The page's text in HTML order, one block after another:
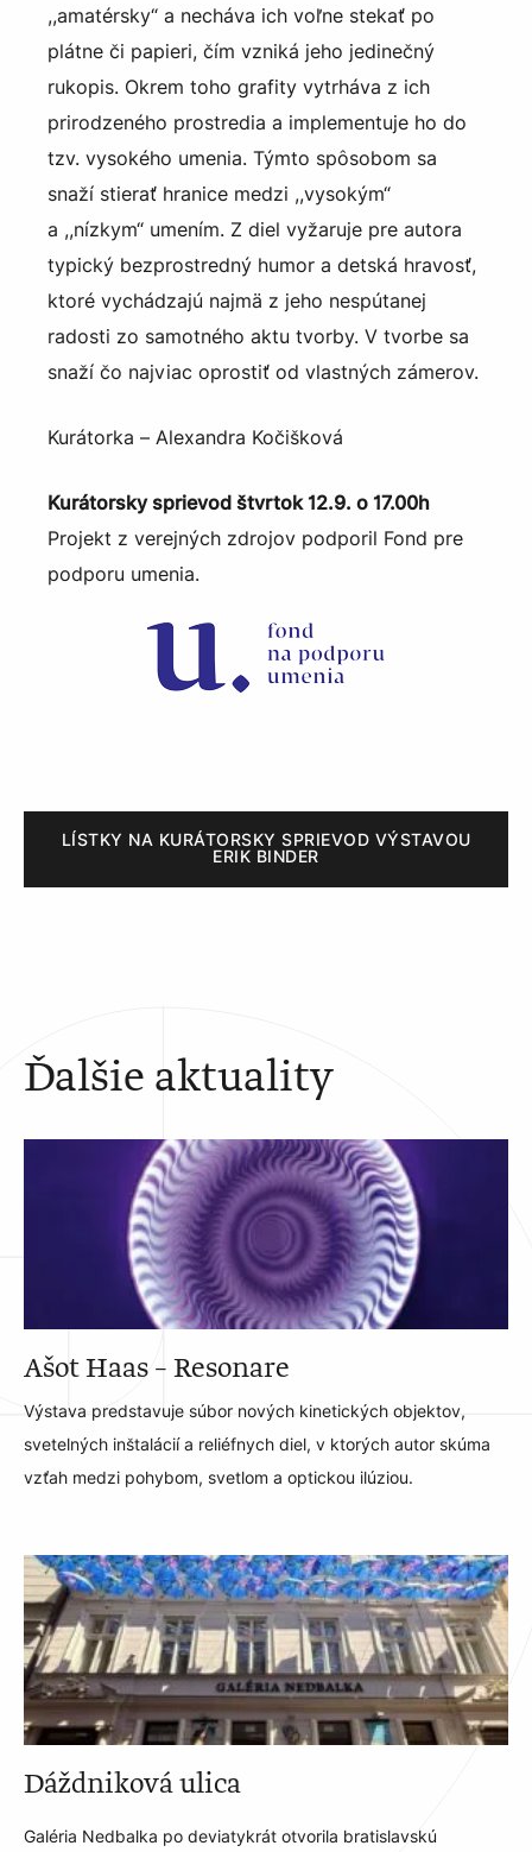
,,amatérsky“ a necháva ich voľne stekať po
plátne či papieri, čím vzniká jeho jedinečný
rukopis. Okrem toho grafity vytrháva z ich
prirodzeného prostredia a implementuje ho do
tzv. vysokého umenia. Týmto spôsobom sa
snaží stierať hranice medzi ,,vysokým“
a ,,nízkym“ umením. Z diel vyžaruje pre autora
typický bezprostredný humor a detská hravosť,
ktoré vychádzajú najmä z jeho nespútanej
radosti zo samotného aktu tvorby. V tvorbe sa
snaží čo najviac oprostiť od vlastných zámerov.
Kurátorka – Alexandra Kočišková
Kurátorsky sprievod štvrtok 12.9. o 17.00h
Projekt z verejných zdrojov podporil Fond pre
podporu umenia.
LÍSTKY NA KURÁTORSKY SPRIEVOD VÝSTAVOU
ERIK BINDER
Ďalšie aktuality
Ašot Haas – Resonare
Výstava predstavuje súbor nových kinetických objektov,
svetelných inštalácií a reliéfnych diel, v ktorých autor skúma
vzťah medzi pohybom, svetlom a optickou ilúziou.
Dáždniková ulica
Galéria Nedbalka po deviatykrát otvorila bratislavskú